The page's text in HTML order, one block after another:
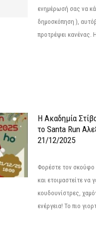
ενημέρωσή σας να
δημοσκόπηση ),
προτρέψει κανένας.
Η Ακαδημία
το Santa Run
21/12/2025
Φορέστε τον σκούφο
και ετοιμαστείτε να
κουδουνίστρες,
ενέργεια! Το πιο